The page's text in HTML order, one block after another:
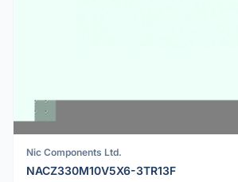
Nic Components Ltd.
NACZ330M10V5X6-3TR13F